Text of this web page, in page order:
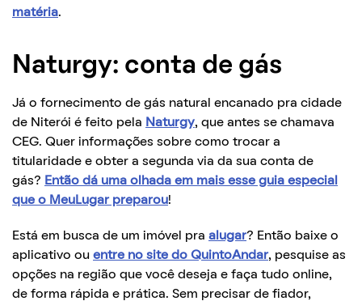
matéria.
Naturgy: conta de gás
Já o fornecimento de gás natural encanado pra cidade
de Niterói é feito pela Naturgy, que antes se chamava
CEG. Quer informações sobre como trocar a
titularidade e obter a segunda via da sua conta de
gás? Então dá uma olhada em mais esse guia especial
que o MeuLugar preparou!
Está em busca de um imóvel pra alugar? Então baixe o
aplicativo ou entre no site do QuintoAndar, pesquise as
opções na região que você deseja e faça tudo online,
de forma rápida e prática. Sem precisar de fiador,